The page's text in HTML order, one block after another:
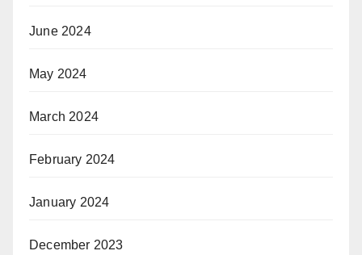
June 2024
May 2024
March 2024
February 2024
January 2024
December 2023